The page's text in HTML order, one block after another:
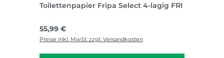
Toilettenpapier Fripa Select 4-lagig FRI
Regulärer Preis:
55,99 €
Preise inkl. MwSt. zzgl. Versandkosten